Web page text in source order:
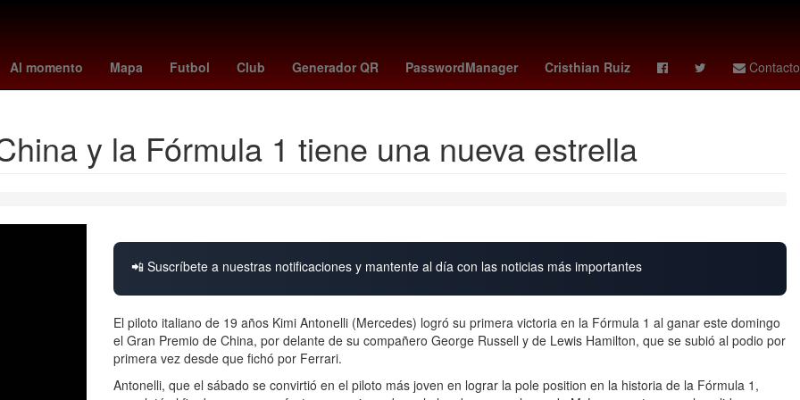
Al momento Mapa Futbol Club Generador QR PasswordManager Cristhian Ruiz Contacto
Igor Lichnovsky cyclospora tottenham Oblivion friburgo vs. dortmund rangers - giants selección de fútbol de egipto
y la Fórmula 1 tiene una nueva estrella
📲 Suscríbete a nuestras notificaciones y mantente al día con las noticias más importantes
El piloto italiano de 19 años Kimi Antonelli (Mercedes) logró su primera victoria en la Fórmula 1 al ganar este domingo
el Gran Premio de China, por delante de su compañero George Russell y de Lewis Hamilton, que se subió al podio por
primera vez desde que fichó por Ferrari.
Antonelli, que el sábado se convirtió en el piloto más joven en lograr la pole position en la historia de la Fórmula 1,